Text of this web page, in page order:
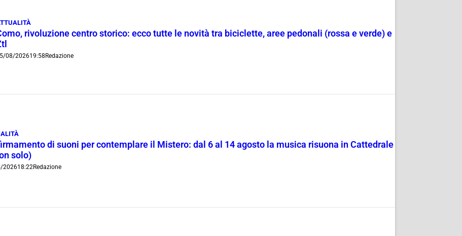
rivoluzione centro storico: ecco tutte le novità tra biciclette, aree pedonali (rossa e verde) e
08/202619:58 Redazione
di suoni per contemplare il Mistero: dal 6 al 14 agosto la musica risuona in Cattedrale
solo)
202618:22Redazione